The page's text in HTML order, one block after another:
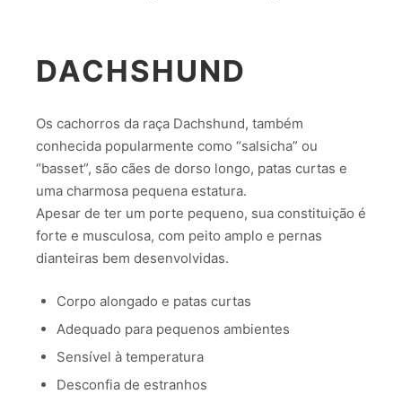
DACHSHUND
Os cachorros da raça Dachshund, também
conhecida popularmente como “salsicha” ou
“basset”, são cães de dorso longo, patas curtas e
uma charmosa pequena estatura.
Apesar de ter um porte pequeno, sua constituição é
forte e musculosa, com peito amplo e pernas
dianteiras bem desenvolvidas.
Corpo alongado e patas curtas
Adequado para pequenos ambientes
Sensível à temperatura
Desconfia de estranhos